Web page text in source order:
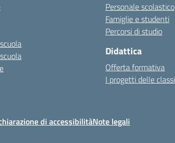
Personale scolastico
Famiglie e studenti
Percorsi di studio
Didattica
Offerta formativa
I progetti delle classi
di accessibilitàNote legali